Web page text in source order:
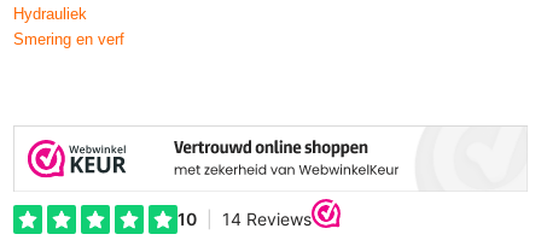
Hydrauliek
Smering en verf